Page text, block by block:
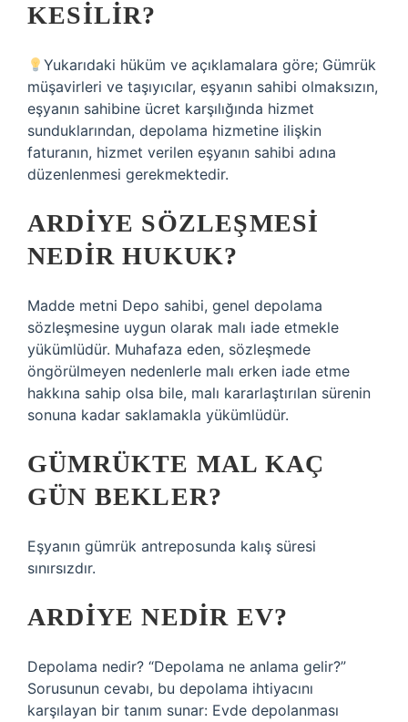
KESILIR?
Yukarıdaki hüküm ve açıklamalara göre; Gümrük
müşavirleri ve taşıyıcılar, eşyanın sahibi olmaksızın,
eşyanın sahibine ücret karşılığında hizmet
sunduklarından, depolama hizmetine ilişkin
faturanın, hizmet verilen eşyanın sahibi adına
düzenlenmesi gerekmektedir.
ARDIYE SÖZLEŞMESI
NEDIR HUKUK?
Madde metni Depo sahibi, genel depolama
sözleşmesine uygun olarak malı iade etmekle
yükümlüdür. Muhafaza eden, sözleşmede
öngörülmeyen nedenlerle malı erken iade etme
hakkına sahip olsa bile, malı kararlaştırılan sürenin
sonuna kadar saklamakla yükümlüdür.
GÜMRÜKTE MAL KAÇ
GÜN BEKLER?
Eşyanın gümrük antreposunda kalış süresi
sınırsızdır.
ARDIYE NEDIR EV?
Depolama nedir? “Depolama ne anlama gelir?”
Sorusunun cevabı, bu depolama ihtiyacını
karşılayan bir tanım sunar: Evde depolanması